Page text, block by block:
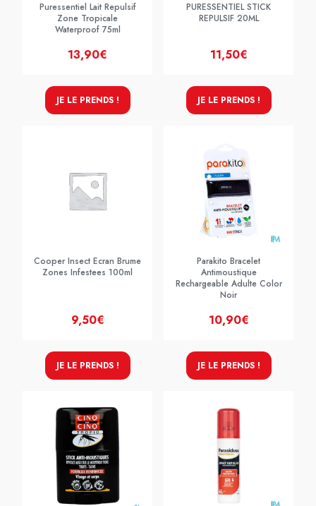
Puressentiel Lait Repulsif
Zone Tropicale
Waterproof 75ml
13,90€
JE LE PRENDS !
PURESSENTIEL STICK
REPULSIF 20ML
11,50€
JE LE PRENDS !
Cooper Insect Ecran Brume
Zones Infestees 100ml
9,50€
JE LE PRENDS !
Parakito Bracelet
Antimoustique
Rechargeable Adulte Color
Noir
10,90€
JE LE PRENDS !